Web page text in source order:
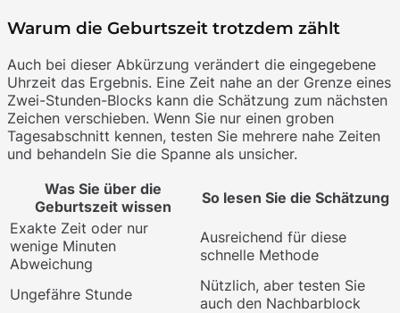
Warum die Geburtszeit trotzdem zählt
Auch bei dieser Abkürzung verändert die eingegebene
Uhrzeit das Ergebnis. Eine Zeit nahe an der Grenze eines
Zwei-Stunden-Blocks kann die Schätzung zum nächsten
Zeichen verschieben. Wenn Sie nur einen groben
Tagesabschnitt kennen, testen Sie mehrere nahe Zeiten
und behandeln Sie die Spanne als unsicher.
Was Sie über die
Geburtszeit wissen
So lesen Sie die Schätzung
Exakte Zeit oder nur
wenige Minuten
Abweichung
Ausreichend für diese
schnelle Methode
Ungefähre Stunde
Nützlich, aber testen Sie
auch den Nachbarblock